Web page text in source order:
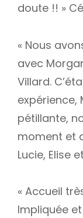
doute !! »
« Nous
avec
Villard.
expérience,
pétillante,
moment et
Lucie, Elise
« Accueil
Impliquée